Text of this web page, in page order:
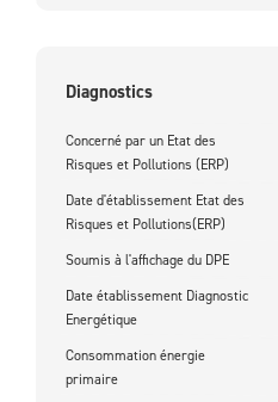
Diagnostics
Concerné par un Etat des
Risques et Pollutions (ERP)
Date d'établissement Etat des
Risques et Pollutions(ERP)
Soumis à l'affichage du DPE
Date établissement Diagnostic
Energétique
Consommation énergie
primaire